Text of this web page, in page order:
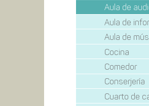
Aula de
Aula de
Aula de
Cocina
Comedor
Conserjería
Cuarto de